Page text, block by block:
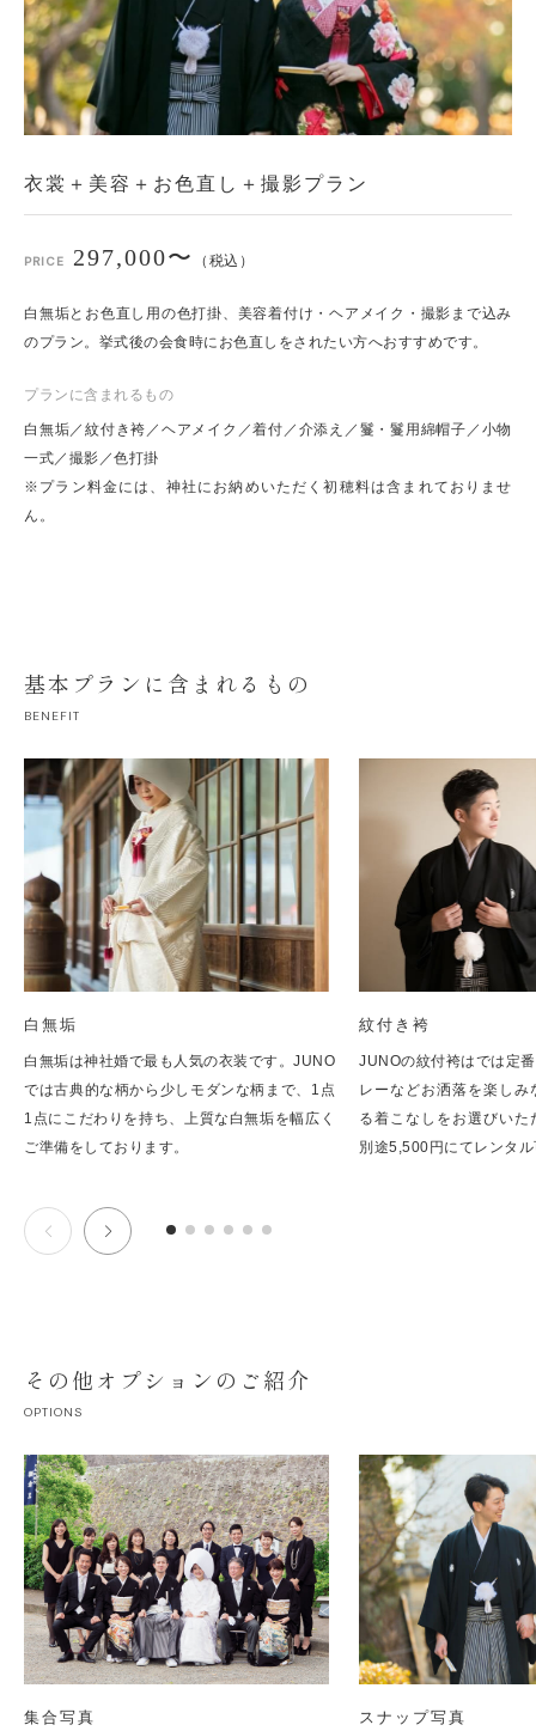
衣裳＋美容＋お色直し＋撮影プラン
PRICE 297,000〜 （税込）
白無垢とお色直し用の色打掛、美容着付け・ヘアメイク・撮影まで込み
のプラン。挙式後の会食時にお色直しをされたい方へおすすめです。
プランに含まれるもの
白無垢／紋付き袴／ヘアメイク／着付／介添え／鬘・鬘用綿帽子／小物
一式／撮影／色打掛
※プラン料金には、神社にお納めいただく初穂料は含まれておりませ
ん。
基本プランに含まれるもの
BENEFIT
白無垢
白無垢は神社婚で最も人気の衣装です。JUNO
では古典的な柄から少しモダンな柄まで、1点
1点にこだわりを持ち、上質な白無垢を幅広く
ご準備をしております。
紋付き袴
JUNOの紋付袴はでは定
レーなどお洒落を楽し
る着こなしをお選びい
別途5,500円にてレンタ
その他オプションのご紹介
OPTIONS
集合写真 スナップ写真